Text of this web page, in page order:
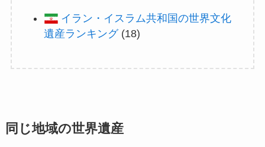
イラン・イスラム共和国の世界文化
遺産ランキング(18)
同じ地域の世界遺産